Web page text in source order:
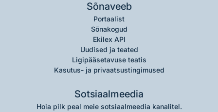
Sõnaveeb
Portaalist
Sõnakogud
Ekilex API
Uudised ja teated
Ligipääsetavuse teatis
Kasutus- ja privaatsustingimused
Sotsiaalmeedia
Hoia pilk peal meie sotsiaalmeedia kanalitel.